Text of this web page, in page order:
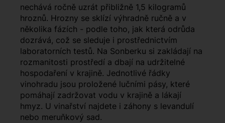
nechává ročně uzrát přibližně 1,5 kilogramů
hroznů. Hrozny se sklízí výhradně ručně a v
několika fázích - podle toho, jak která odrůda
dozrává, což se sleduje i prostřednictvím
laboratorních testů. Na Sonberku si zakládají na
rozmanitosti prostředí a dbají na udržitelné
hospodaření v krajině. Jednotlivé řádky
vinohradu jsou proložené lučními pásy, které
pomáhají zadržovat vodu v krajině a lákají
hmyz. U vinařství najdete i záhony s levandulí
nebo meruňkový sad.